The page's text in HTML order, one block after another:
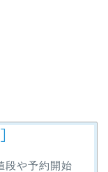
]
段や予約開始